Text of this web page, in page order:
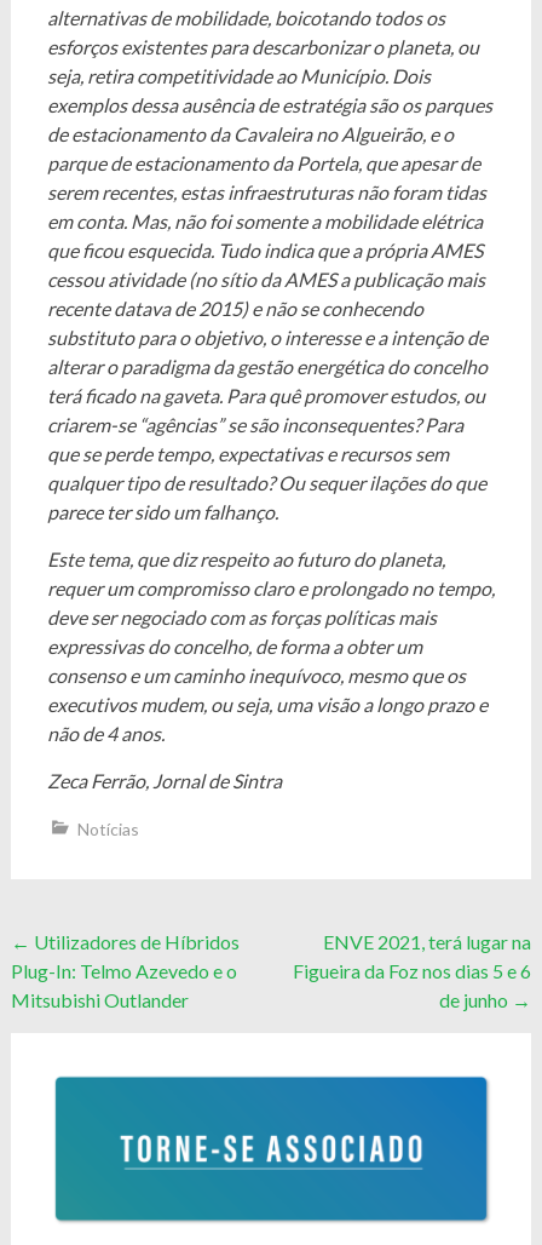
alternativas de mobilidade, boicotando todos os
esforços existentes para descarbonizar o planeta, ou
seja, retira competitividade ao Município. Dois
exemplos dessa ausência de estratégia são os parques
de estacionamento da Cavaleira no Algueirão, e o
parque de estacionamento da Portela, que apesar de
serem recentes, estas infraestruturas não foram tidas
em conta. Mas, não foi somente a mobilidade elétrica
que ficou esquecida. Tudo indica que a própria AMES
cessou atividade (no sítio da AMES a publicação mais
recente datava de 2015) e não se conhecendo
substituto para o objetivo, o interesse e a intenção de
alterar o paradigma da gestão energética do concelho
terá ficado na gaveta. Para quê promover estudos, ou
criarem-se “agências” se são inconsequentes? Para
que se perde tempo, expectativas e recursos sem
qualquer tipo de resultado? Ou sequer ilações do que
parece ter sido um falhanço.
Este tema, que diz respeito ao futuro do planeta,
requer um compromisso claro e prolongado no tempo,
deve ser negociado com as forças políticas mais
expressivas do concelho, de forma a obter um
consenso e um caminho inequívoco, mesmo que os
executivos mudem, ou seja, uma visão a longo prazo e
não de 4 anos.
Zeca Ferrão, Jornal de Sintra
Notícias
Post
navigation
← Utilizadores de Híbridos
Plug-In: Telmo Azevedo e o
Mitsubishi Outlander
ENVE 2021, terá lugar na
Figueira da Foz nos dias 5 e 6
de junho →